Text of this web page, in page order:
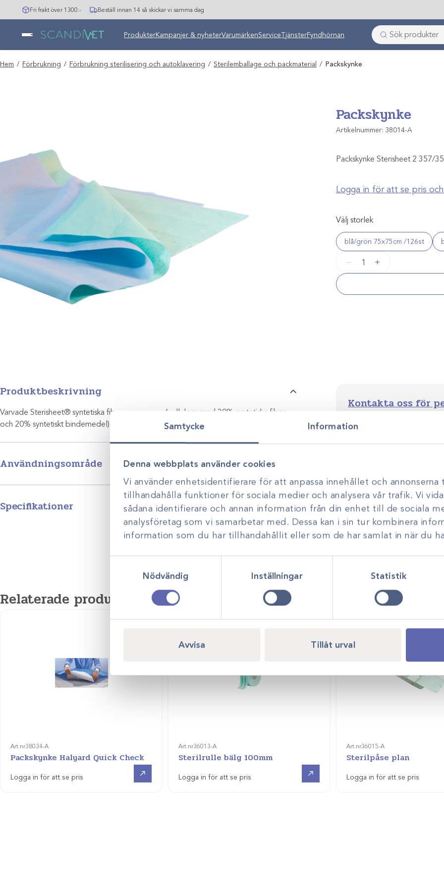
Samtycke Information
Denna webbplats använder cookies
Vi använder enhetsidentifierare för att anpassa innehållet och annonserna
tillhandahålla funktioner för sociala medier och analysera vår trafik. Vi
sådana identifierare och annan information från din enhet till de sociala
analysföretag som vi samarbetar med. Dessa kan i sin tur kombinera
information som du har tillhandahållit eller som de har samlat in när du
Nödvändig
Inställningar Statistik
Avvisa Tillåt urval
Hoppa
till
Fri frakt över 1300:- Beställ innan 14 så skickar vi samma dag
Undermeny stängd: Varumärken
ProdukterKampanjer & nyheterVarumärkenServiceTjänsterFyndhörnan
Hem / Förbrukning / Förbrukning sterilisering och autoklavering / Sterilemballage och packmaterial / Packskynke
Packskynke
Artikelnummer: 38014-A
Packskynke Sterisheet 2 357/
Logga in för att se pris
Välj storlek
blå/grön 75x75cm /126st
Packskynke +
Produktbeskrivning
Varvade Sterisheet® syntetiska fiber non-woven (cellulosa med 30% syntetiska fiber
och 20% syntetiskt bindemedel), grön respektive blå båda 57 g/m².
Användningsområde
För användning under steriliseringsprocesser. Används för att packa galler etc. innan
autoklavering och är lämplig för sterilisering i ånga, EO och lågtemperatur.
Specifikationer
blå/grön 75x75cm /126st, blå/grön 100x100cm /100st, blå/grön 120x120cm /76st
Kontakta oss för
utveckling. Genom personlig
Relaterade produkter
Art.nr38034-A
Packskynke Halyard Quick Check
Logga in för att se pris
Art.nr36013-A
Sterilrulle bälg 100mm
Logga in för att se pris
Art.nr36015-A
Sterilpåse plan
Logga in för att se pris